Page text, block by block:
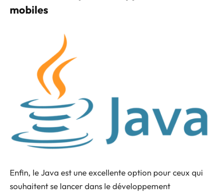
mobiles
Enfin, le Java est une excellente option pour ceux qui
souhaitent se lancer dans le développement